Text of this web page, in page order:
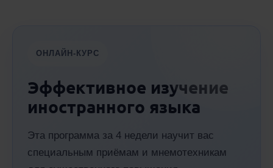
ОНЛАЙН-КУРС
Эффективное изучение
иностранного языка
Эта программа за 4 недели научит вас
специальным приёмам и мнемотехникам